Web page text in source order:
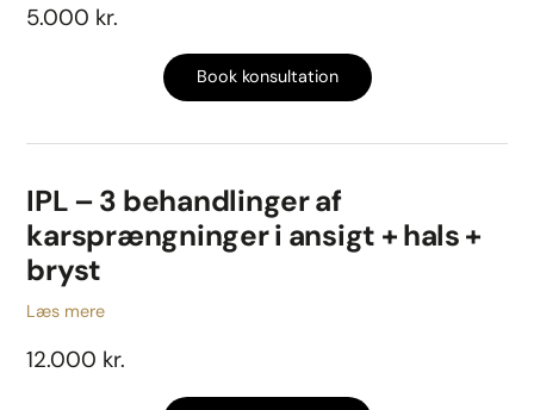
5.000 kr.
Book konsultation
IPL – 3 behandlinger af
karsprængninger i ansigt + hals +
bryst
Læs mere
12.000 kr.